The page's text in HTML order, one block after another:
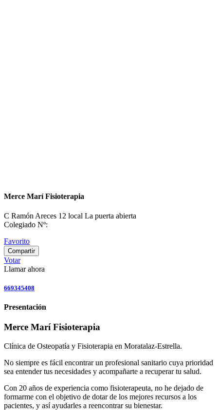
Merce Marí Fisioterapia
C Ramón Areces 12 local La puerta abierta
Colegiado Nº:
Favorito
Compartir
Votar
Llamar ahora
669345408
Presentación
Merce Marí Fisioterapia
Clínica de Osteopatía y Fisioterapia en Moratalaz-Estrella.
No siempre es fácil encontrar un profesional sanitario cuya prioridad
sea entender tus necesidades y acompañarte a recuperar tu salud.
Con 20 años de experiencia como fisioterapeuta, no he dejado de
formarme con el objetivo de dotar de los mejores recursos a los
pacientes, y así ayudarles a reencontrar su bienestar.